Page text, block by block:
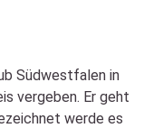
Südwestfalen in
vergeben. Er geht
werde es